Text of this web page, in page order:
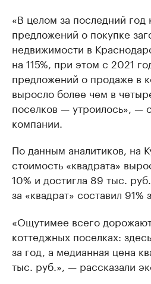
«В целом за последний год
предложений о покупке
недвижимости в
на 115%, при этом с 2021
предложений о продаже в
выросло более чем в
поселков — утроилось», —
компании.
По данным аналитиков, на
стоимость «квадрата»
10% и достигла 89 тыс.
за «квадрат» составил 91%
«Ощутимее всего
коттеджных поселках:
за год, а медианная цена
тыс. руб.», — рассказали